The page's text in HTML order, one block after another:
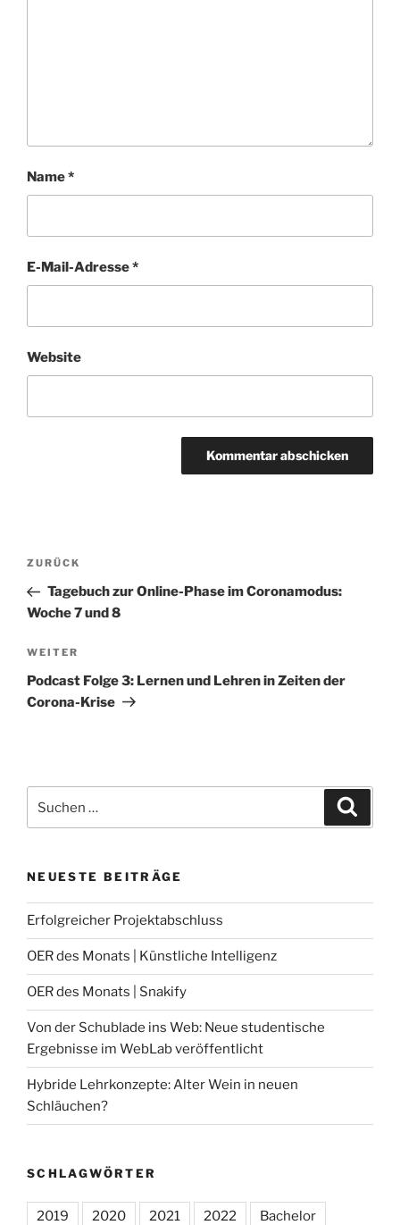
Name*
E-Mail-Adresse*
Website
Beitragsnavigation
Vorheriger
Beitrag
ZURÜCK
Tagebuch zur Online-Phase im Coronamodus:
Woche 7 und 8
Nächster
Beitrag
WEITER
Podcast Folge 3: Lernen und Lehren in Zeiten der
Corona-Krise
nach:
NEUESTE BEITRÄGE
Erfolgreicher Projektabschluss
OER des Monats | Künstliche Intelligenz
OER des Monats | Snakify
Von der Schublade ins Web: Neue studentische
Ergebnisse im WebLab veröffentlicht
Hybride Lehrkonzepte: Alter Wein in neuen
Schläuchen?
SCHLAGWÖRTER
2019 2020 2021 2022 Bachelor